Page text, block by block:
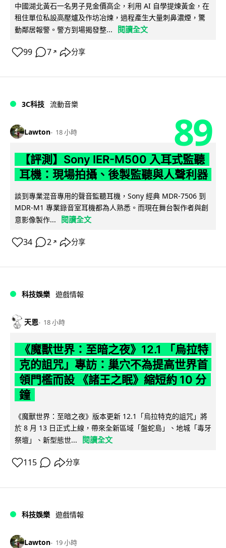
中國湖北黃石一名男子見金價高企，利用 AI 自學提煉黃金，在
租住單位私設高壓爐及作坊冶煉，過程產生大量刺鼻濃煙，驚
動鄰居報警。警方到場揭發整...
閱讀全文
99 7 ↗ 分享
3C科技 流動音樂
Lawton 18 小時 89
【評測】Sony IER-M500 入耳式監聽
耳機：現場拍攝、後製監聽與人聲利器
談到專業混音專用的聲音監聽耳機，Sony 經典 MDR-7506 到
MDR-M1 專業錄音室耳機都為人熟悉。而現在舞台製作者與創
意影像製作...
閱讀全文
34 2 ↗ 分享
科技娛樂 遊戲情報
天恩 18 小時
《魔獸世界：至暗之夜》12.1 「烏拉特
克的詛咒」專訪：巢穴不為提高世界首
領門檻而設 《諸王之眠》縮短約 10 分
鐘
《魔獸世界：至暗之夜》版本更新 12.1「烏拉特克的詛咒」將
於 8 月 13 日正式上線，帶來全新區域「盤蛇島」、地城「毒牙
祭壇」、新型態世...
閱讀全文
115 分享
科技娛樂 遊戲情報
Lawton 19 小時